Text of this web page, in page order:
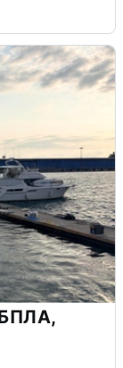
БПЛА,